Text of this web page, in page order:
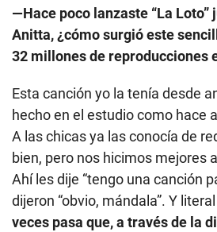
—Hace poco lanzaste “La Loto”
Anitta, ¿cómo surgió este
32 millones de reproducciones
Esta canción yo la tenía desde
hecho en el estudio como hace
A las chicas ya las conocía de
bien, pero nos hicimos mejores
Ahí les dije “tengo una canción
dijeron “obvio, mándala”. Y
veces pasa que, a través de la